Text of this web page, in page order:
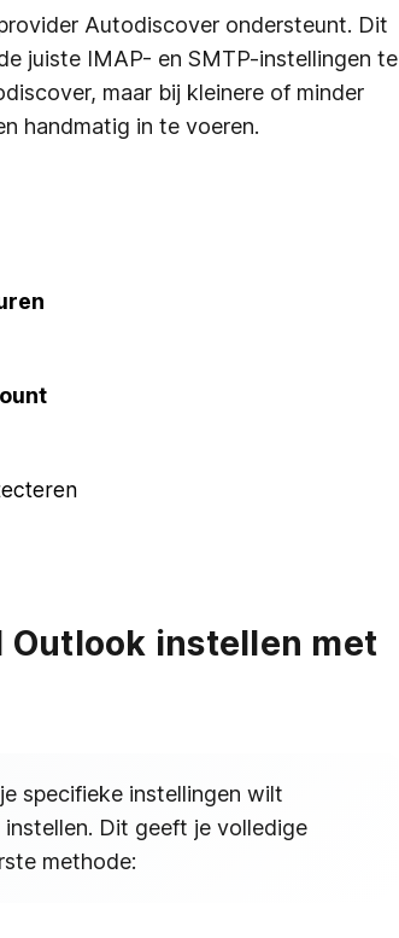
Autodiscover ondersteunt. Dit
juiste IMAP- en SMTP-instellingen te
maar bij kleinere of minder
handmatig in te voeren.
Outlook instellen met
specifieke instellingen wilt
Dit geeft je volledige
methode: